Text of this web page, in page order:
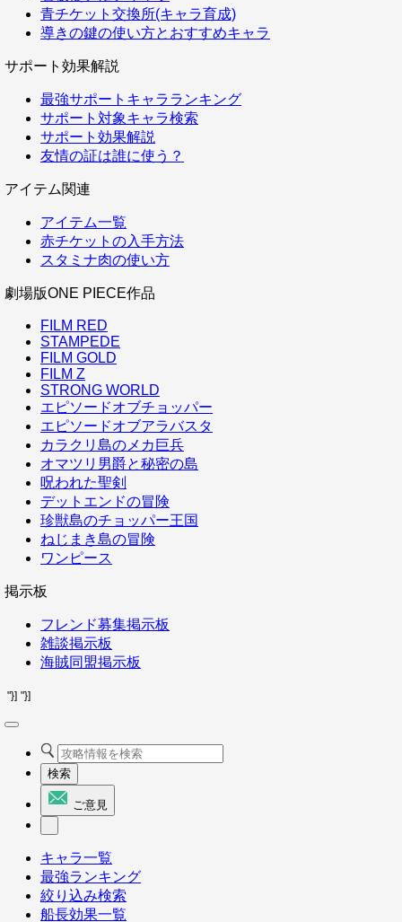
青チケット交換所(キャラ育成)
導きの鍵の使い方とおすすめキャラ
サポート効果解説
最強サポートキャラランキング
サポート対象キャラ検索
サポート効果解説
友情の証は誰に使う？
アイテム関連
アイテム一覧
赤チケットの入手方法
スタミナ肉の使い方
劇場版ONE PIECE作品
FILM RED
STAMPEDE
FILM GOLD
FILM Z
STRONG WORLD
エピソードオブチョッパー
エピソードオブアラバスタ
カラクリ島のメカ巨兵
オマツリ男爵と秘密の島
呪われた聖剣
デットエンドの冒険
珍獣島のチョッパー王国
ねじまき島の冒険
ワンピース
掲示板
フレンド募集掲示板
雑談掲示板
海賊同盟掲示板
"}] "}]
検索
ご意見
キャラ一覧
最強ランキング
絞り込み検索
船長効果一覧